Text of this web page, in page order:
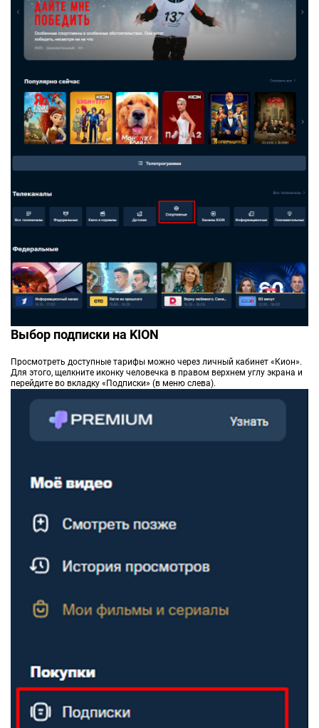
Выбор подписки на KION
Просмотреть доступные тарифы можно через личный кабинет «Кион».
Для этого, щелкните иконку человечка в правом верхнем углу экрана и
перейдите во вкладку «Подписки» (в меню слева).